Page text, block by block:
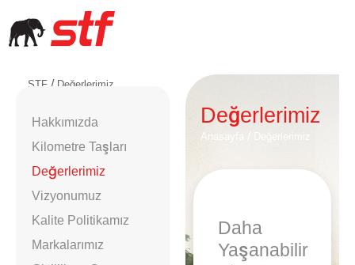
STF / Değerlerimiz
Hakkımızda
Kilometre Taşları
Değerlerimiz
Vizyonumuz
Kalite Politikamız
Markalarımız
Değerlerimiz
Anasayfa / Değerlerimiz
Daha
Yaşanabilir